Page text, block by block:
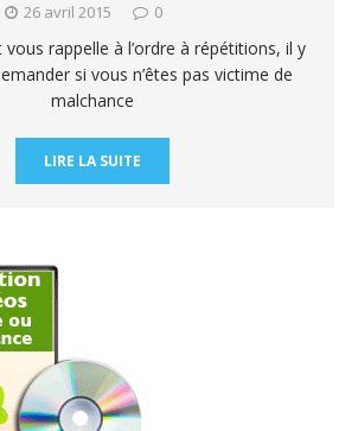
26 avril 2015 0
rappelle à l’ordre à répétitions, il y
si vous n’êtes pas victime de
malchance
LIRE LA SUITE